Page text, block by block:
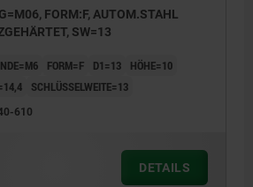
FORM:F, AUTOM.STAHL
SW=13
FORM=F D1=13
HÖHE=10
SCHLÜSSELWEITE=13
610
DETAILS